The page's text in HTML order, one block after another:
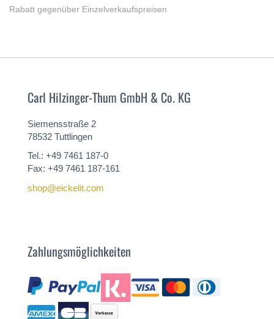
MEHR
Rabatt gegenüber Einzelverkaufspreisen
Carl Hilzinger-Thum GmbH & Co. KG
Siemensstraße 2
78532 Tuttlingen
Tel.: +49 7461 187-0
Fax: +49 7461 187-161
shop@eickelit.com
Zahlungsmöglichkeiten